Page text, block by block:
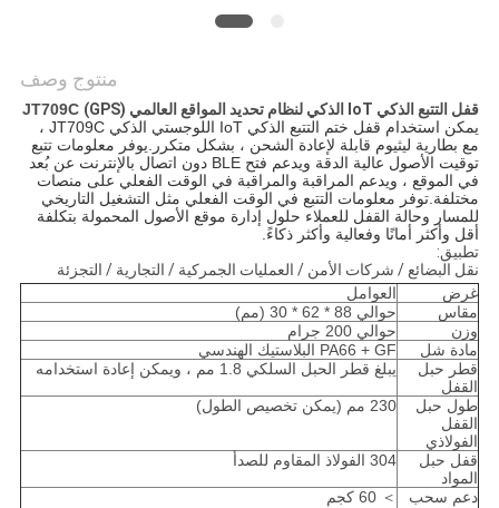
منتوج وصف
قفل التتبع الذكي IoT الذكي لنظام تحديد المواقع العالمي (GPS)
مع بطارية ليثيوم قابلة لإعادة الشحن ، بشكل متكرر.يوفر معلومات تتبع
توقيت الأصول عالية الدقة ويدعم فتح BLE دون اتصال بالإنترنت عن بُعد
أقل وأكثر أمانًا وفعالية وأكثر ذكاءً.
تطبيق:
نقل البضائع / شركات الأمن / العمليات الجمركية / التجارية / التجزئة
غرض
العوامل
مقاس
حوالي 88 * 62 * 30 (مم)
وزن
حوالي 200 جرام
مادة شل
PA66 + GF البلاستيك الهندسي
قطر حبل
القفل
يبلغ قطر الحبل السلكي 1.8 مم ، ويمكن إعادة استخدامه
طول حبل
القفل
الفولاذي
230 مم (يمكن تخصيص الطول)
قفل حبل
المواد
304 الفولاذ المقاوم للصدأ
دعم سحب
＞ 60 كجم